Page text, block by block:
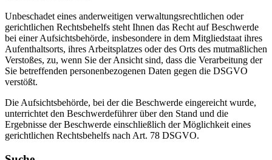
Unbeschadet eines anderweitigen verwaltungsrechtlichen oder
gerichtlichen Rechtsbehelfs steht Ihnen das Recht auf Beschwerde
bei einer Aufsichtsbehörde, insbesondere in dem Mitgliedstaat ihres
Aufenthaltsorts, ihres Arbeitsplatzes oder des Orts des mutmaßlichen
Verstoßes, zu, wenn Sie der Ansicht sind, dass die Verarbeitung der
Sie betreffenden personenbezogenen Daten gegen die DSGVO
verstößt.
Die Aufsichtsbehörde, bei der die Beschwerde eingereicht wurde,
unterrichtet den Beschwerdeführer über den Stand und die
Ergebnisse der Beschwerde einschließlich der Möglichkeit eines
gerichtlichen Rechtsbehelfs nach Art. 78 DSGVO.